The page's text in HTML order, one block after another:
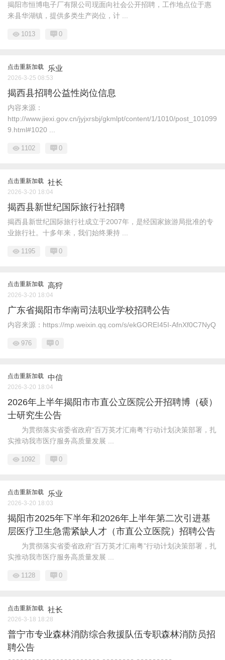
揭阳市恒博电子厂有限公司现面向社会公开招聘，工作地点位于惠
来县华湖镇，提供多类生产岗位，计 ...
1013 0
点击重新加载 乐业
2026-3-25 08:53
揭西县招聘公益性岗位信息
内容来源：
http://www.jiexi.gov.cn/jyjxrsbj/gkmlpt/content/1/1010/post_101099
9.html#1020 ...
1102 0
点击重新加载 社长
2026-3-20 18:04
揭西县新世纪国际旅行社招聘
揭西县新世纪国际旅行社成立于2007年，是经国家旅游局批准的专
业旅行社。十多年来，我们始终秉持 ...
1195 0
点击重新加载 高狩
2026-3-20 18:04
广东省揭阳市华南司法职业学校招聘公告
内容来源：https://mp.weixin.qq.com/s/ekGOREI45I-AfnXf0C7NyQ
976 0
点击重新加载 中信
2026-3-20 18:04
2026年上半年揭阳市市直公立医院公开招聘博（硕）
士研究生公告
为贯彻落实省委省政府“百万英才汇南粤”行动计划决策部署，扎
实推动我市医疗服务高质量发展 ...
1092 0
点击重新加载 乐业
2026-3-20 18:03
揭阳市2025年下半年和2026年上半年第二次引进基
层医疗卫生急需紧缺人才（市直公立医院）招聘公告
为贯彻落实省委省政府“百万英才汇南粤”行动计划决策部署，扎
实推动我市医疗服务高质量发展 ...
1128 0
点击重新加载 社长
2026-3-18 18:28
普宁市专业森林消防综合救援队伍专职森林消防员招
聘公告